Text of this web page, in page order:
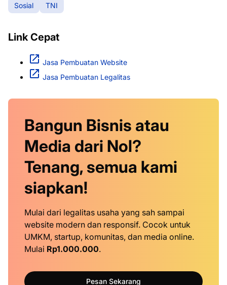
Sosial
TNI
Link Cepat
Jasa Pembuatan Website
Jasa Pembuatan Legalitas
Bangun Bisnis atau
Media dari Nol?
Tenang, semua kami
siapkan!
Mulai dari legalitas usaha yang sah sampai
website modern dan responsif. Cocok untuk
UMKM, startup, komunitas, dan media online.
Mulai Rp1.000.000.
Pesan Sekarang